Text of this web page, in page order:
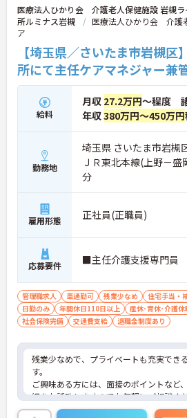
医療法人ひかり会 介護老人保健施設 岩槻ラ
所ルミナス岩槻
医療法人ひかり会 介護
ア
【埼玉県／さいたま市岩槻区
所にて主任ケアマネジャー兼
給料
月収 27.2万円～程度
年収380万円～450万円
勤務地
埼玉県 さいたま市岩槻
ＪＲ東北本線(上野－
分
雇用形態 正社員(正職員)
応募要件 ■主任介護支援専門員
管理職求人 車通勤可 残業少なめ 住宅手当・
日勤のみ
年間休日110日以上 産休･育休･介護
社会保険完備
交通費支給 退職金制度あり
残業少なめで、プライベートも充実でき
す。
ご興味ある方には、面接のポイントなど
細をお話致しますのでお気軽にご相談く